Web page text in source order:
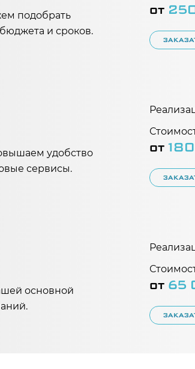
подобрать
и сроков.
от
удобство
сервисы.
от
основной
от 65